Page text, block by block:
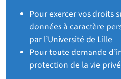
Pour exercer vos droits
données à caractère
par l’Université de Lille
Pour toute demande
protection de la vie